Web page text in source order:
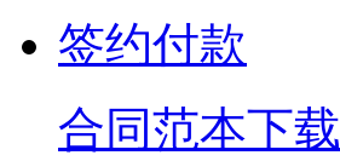
签约付款
合同范本下载